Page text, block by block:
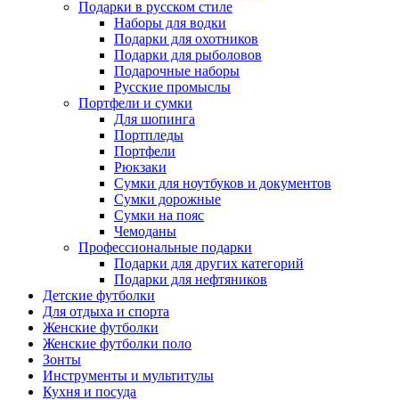
Подарки в русском стиле
Наборы для водки
Подарки для охотников
Подарки для рыболовов
Подарочные наборы
Русские промыслы
Портфели и сумки
Для шопинга
Портпледы
Портфели
Рюкзаки
Сумки для ноутбуков и документов
Сумки дорожные
Сумки на пояс
Чемоданы
Профессиональные подарки
Подарки для других категорий
Подарки для нефтяников
Детские футболки
Для отдыха и спорта
Женские футболки
Женские футболки поло
Зонты
Инструменты и мультитулы
Кухня и посуда